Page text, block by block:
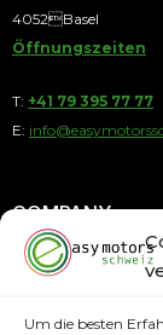
Um die besten
4052Basel
Öffnungszeiten
T: +41 79 395 77 77
E:
COMPANY
About us